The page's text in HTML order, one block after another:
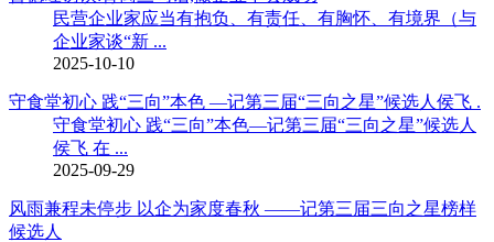
民营企业家应当有抱负、有责任、有胸怀、有境界（与
企业家谈“新 ...
2025-10-10
守食堂初心 践“三向”本色 —记第三届“三向之星”候选人侯飞 .
守食堂初心 践“三向”本色—记第三届“三向之星”候选人
侯飞 在 ...
2025-09-29
风雨兼程未停步 以企为家度春秋 ——记第三届三向之星榜样
候选人